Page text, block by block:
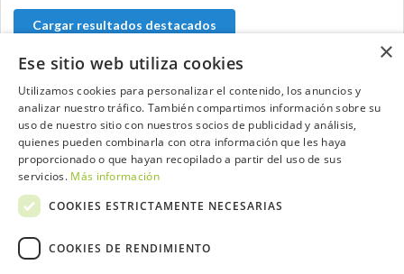
Cargar resultados destacados
Contacta con el equipo de NextCaddy
Opina Contacta
×
Ese sitio web utiliza cookies
Utilizamos cookies para personalizar el contenido, los anuncios y
analizar nuestro tráfico. También compartimos información sobre su
uso de nuestro sitio con nuestros socios de publicidad y análisis,
quienes pueden combinarla con otra información que les haya
proporcionado o que hayan recopilado a partir del uso de sus
servicios. Más información
COOKIES ESTRICTAMENTE NECESARIAS
COOKIES DE RENDIMIENTO